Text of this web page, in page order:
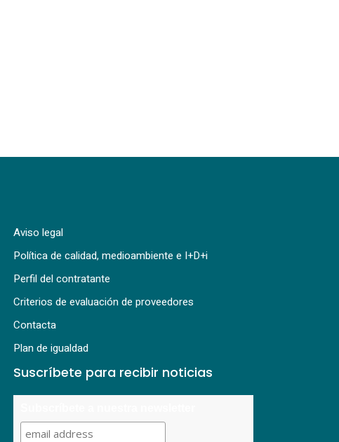
Aviso legal
Política de calidad, medioambiente e I+D+i
Perfil del contratante
Criterios de evaluación de proveedores
Contacta
Plan de igualdad
Suscríbete para recibir noticias